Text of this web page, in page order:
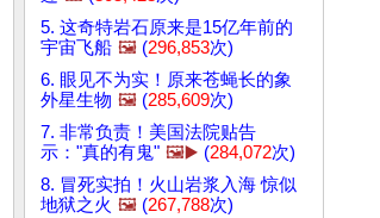
5. 这奇特岩石原来是15亿年前的
宇宙飞船 🖼️ (296,853次)
6. 眼见不为实！原来苍蝇长的象
外星生物 🖼️ (285,609次)
7. 非常负责！美国法院贴告
示："真的有鬼" 🖼️▶️ (284,072次)
8. 冒死实拍！火山岩浆入海 惊似
地狱之火 🖼️ (267,788次)